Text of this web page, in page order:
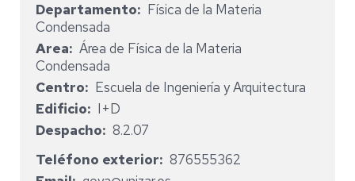
Departamento
Física de la Materia
Condensada
Area
Área de Física de la Materia
Condensada
Centro
Escuela de Ingeniería y Arquitectura
Edificio
I+D
Despacho
8.2.07
Teléfono exterior
876555362